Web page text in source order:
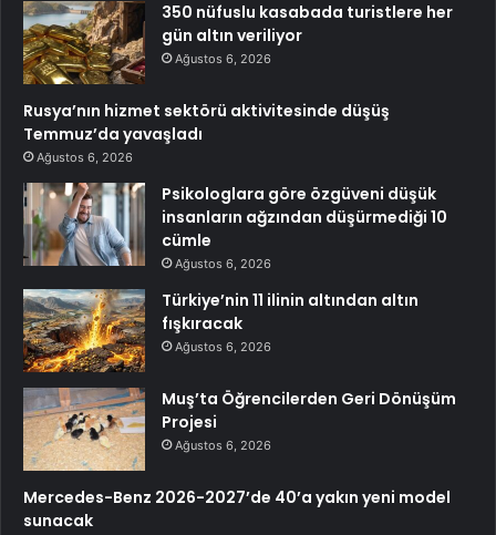
350 nüfuslu kasabada turistlere her
gün altın veriliyor
Ağustos 6, 2026
Rusya’nın hizmet sektörü aktivitesinde düşüş
Temmuz’da yavaşladı
Ağustos 6, 2026
Psikologlara göre özgüveni düşük
insanların ağzından düşürmediği 10
cümle
Ağustos 6, 2026
Türkiye’nin 11 ilinin altından altın
fışkıracak
Ağustos 6, 2026
Muş’ta Öğrencilerden Geri Dönüşüm
Projesi
Ağustos 6, 2026
Mercedes-Benz 2026-2027’de 40’a yakın yeni model
sunacak